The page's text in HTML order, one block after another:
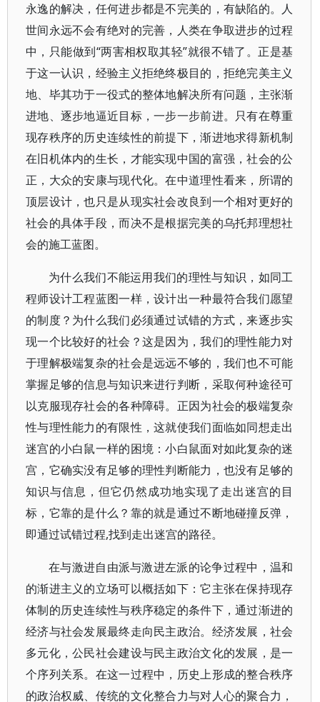
永逸的解决，任何进步都是不完美的，有缺陷的。人
世间永远不会有绝对的完善，人类在争取进步的过程
中，只能做到“两害相权取其轻”就很不错了。正是基
于这一认识，经验主义拒绝终极目的，拒绝完美主义
地、毕其功于一役式的整体地解决所有问题，主张渐
进地、逐步地逼近目标，一步一步前进。只有在尊重
现存秩序的历史连续性的前提下，渐进地求得新机制
在旧机体内的生长，才能实现中国的富强，社会的公
正，大众的安康与现代化。在中道理性看来，所谓的
顶层设计，也只是从现实社会改良到一个相对更好的
社会的具体手段，而决不是根据完美的乌托邦理想社
会的施工蓝图。
为什么我们不能运用我们的理性与知识，如同工
程师设计工程蓝图一样，设计出一种最符合我们愿望
的制度？为什么我们必须通过试错的方式，来逐步实
现一个比较好的社会？这是因为，我们的理性能力对
于理解极端复杂的社会是远远不够的，我们也不可能
掌握足够的信息与知识来进行判断，采取何种途径可
以克服现存社会的各种障碍。正因为社会的极端复杂
性与理性能力的有限性，这就使我们面临如同想走出
迷宫的小白鼠一样的困境：小白鼠面对如此复杂的迷
宫，它确实没有足够的理性判断能力，也没有足够的
知识与信息，但它仍然成功地实现了走出迷宫的目
标，它靠的是什么？靠的就是通过不断地碰撞反弹，
即通过试错过程,找到走出迷宫的路径。
在与激进自由派与激进左派的论争过程中，温和
的渐进主义的立场可以概括如下：它主张在保持现存
体制的历史连续性与秩序稳定的条件下，通过渐进的
经济与社会发展最终走向民主政治。经济发展，社会
多元化，公民社会建设与民主政治文化的发展，是一
个序列关系。在这一过程中，历史上形成的整合秩序
的政治权威、传统的文化整合力与对人心的聚合力，